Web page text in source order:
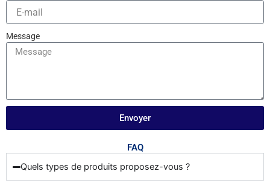
Message
Envoyer
FAQ
Quels types de produits proposez-vous ?